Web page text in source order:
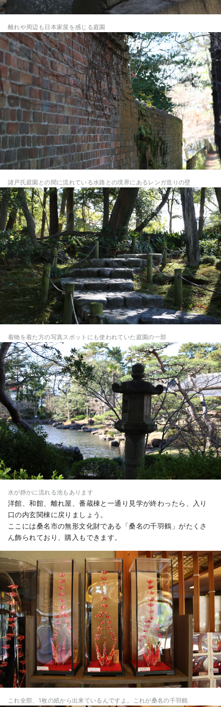
離れや周辺も日本家屋を感じる庭園
諸戸氏庭園との間に流れている水路との境界にあるレンガ造りの壁
着物を着た方の写真スポットにも使われていた庭園の一部
水が静かに流れる池もあります
洋館、和館、離れ屋、番蔵棟と一通り見学が終わったら、入り
口の内玄関棟に戻りましょう。
ここには桑名市の無形文化財である「桑名の千羽鶴」がたくさ
ん飾られており、購入もできます。
これ全部、1枚の紙から出来ているんですよ。これが桑名の千羽鶴